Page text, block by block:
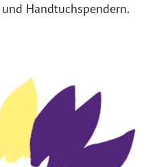
Handtuchspendern.